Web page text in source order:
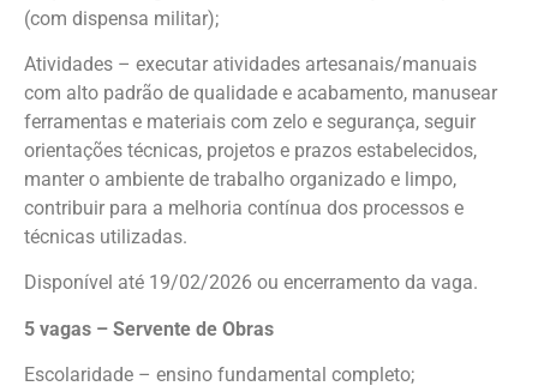
(com dispensa militar);
Atividades – executar atividades artesanais/manuais
com alto padrão de qualidade e acabamento, manusear
ferramentas e materiais com zelo e segurança, seguir
orientações técnicas, projetos e prazos estabelecidos,
manter o ambiente de trabalho organizado e limpo,
contribuir para a melhoria contínua dos processos e
técnicas utilizadas.
Disponível até 19/02/2026 ou encerramento da vaga.
5 vagas – Servente de Obras
Escolaridade – ensino fundamental completo;